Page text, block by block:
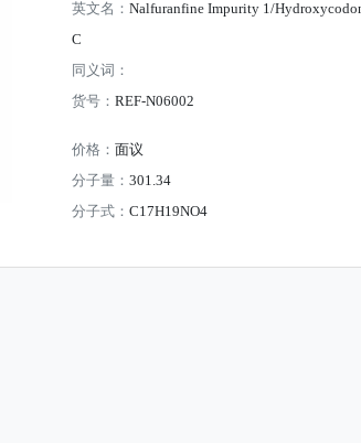
英文名： Nalfuranfine Impurity 1/
C
同义词：
货号： REF-N06002
价格： 面议
分子量： 301.34
分子式： C17H19NO4